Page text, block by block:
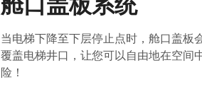
当电梯下降至下层停止点时，舱口盖板
覆盖电梯井口，让您可以自由地在空间
险！